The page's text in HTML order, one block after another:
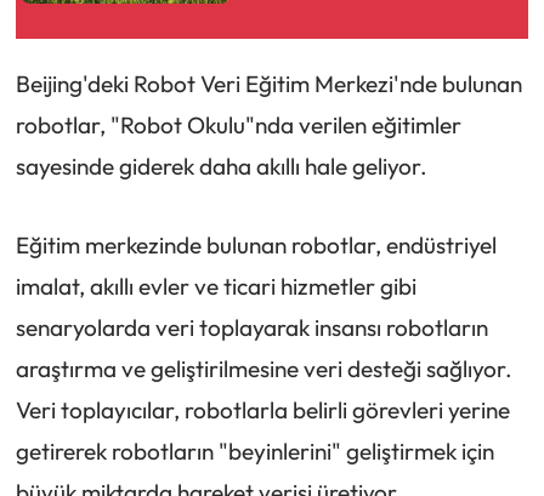
Beijing'deki Robot Veri Eğitim Merkezi'nde bulunan
robotlar, "Robot Okulu"nda verilen eğitimler
sayesinde giderek daha akıllı hale geliyor.
Eğitim merkezinde bulunan robotlar, endüstriyel
imalat, akıllı evler ve ticari hizmetler gibi
senaryolarda veri toplayarak insansı robotların
araştırma ve geliştirilmesine veri desteği sağlıyor.
Veri toplayıcılar, robotlarla belirli görevleri yerine
getirerek robotların "beyinlerini" geliştirmek için